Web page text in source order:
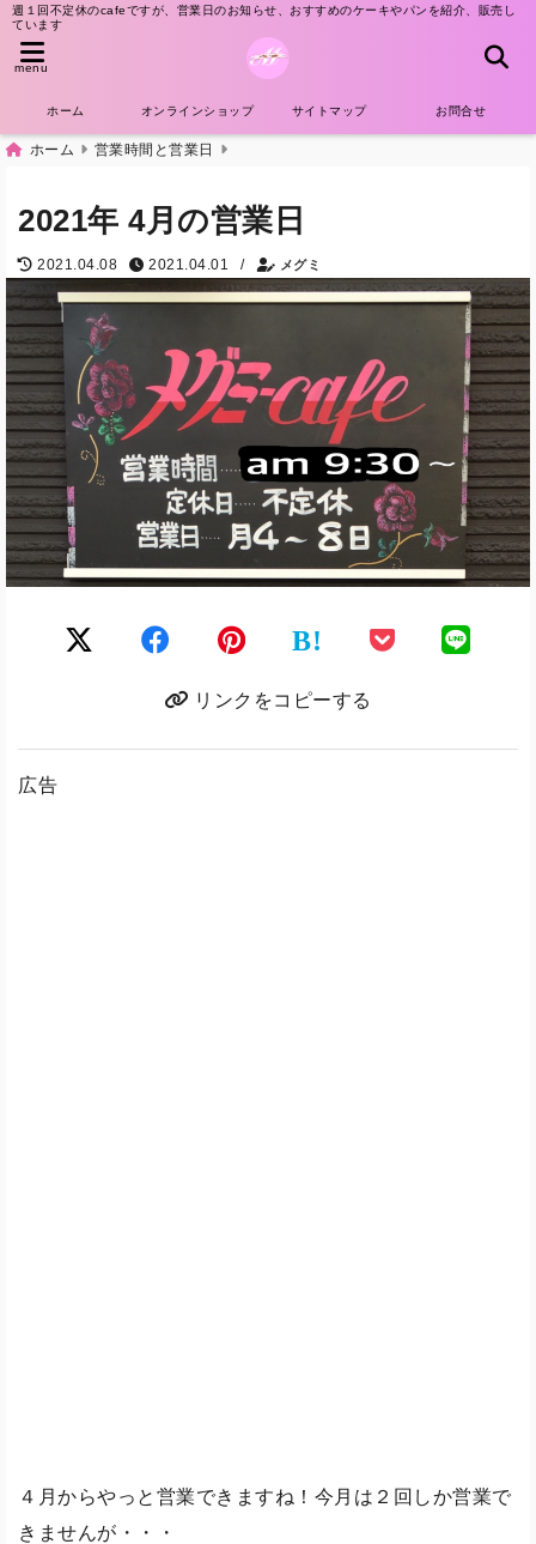
週１回不定休のcafeですが、営業日のお知らせ、おすすめのケーキやパンを紹介、販売し
ています
menu
ホーム オンラインショップ サイトマップ お問合せ
ホーム 営業時間と営業日
2021年 4月の営業日
2021.04.08 2021.04.01 / メグミ
B!
リンクをコピーする
広告
４月からやっと営業できますね！今月は２回しか営業で
きませんが・・・